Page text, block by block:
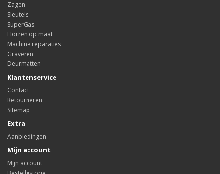
Zagen
Sleutels
SuperGas
Horren op maat
Machine reparaties
Graveren
Deurmatten
Klantenservice
Contact
Retourneren
Sitemap
Extra
Aanbiedingen
Mijn account
Mijn account